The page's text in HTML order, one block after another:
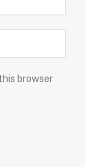
browser